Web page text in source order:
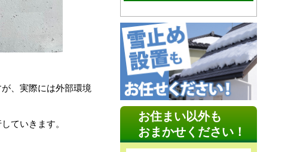
、実際には外部環境
ていきます。
お住まい以外も
おまかせください！